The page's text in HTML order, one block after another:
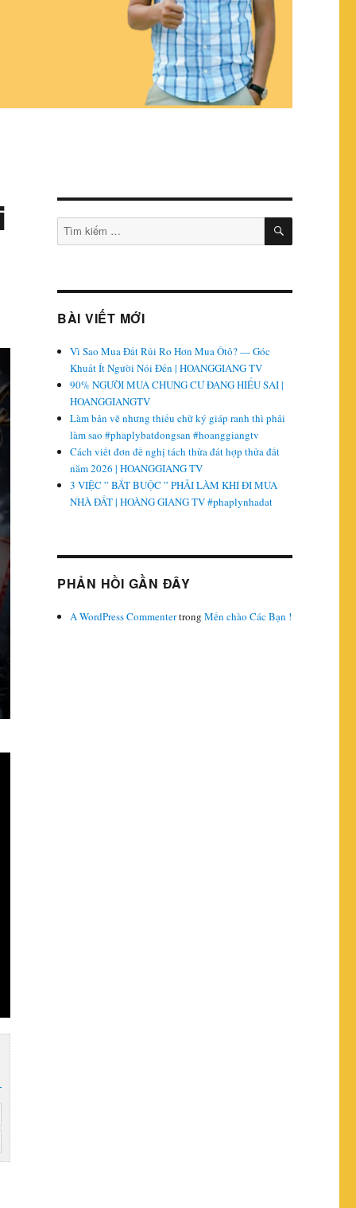
Tìm
kiếm:
TÌM
BÀI VIẾT MỚI
Vì Sao Mua Đất Rủi Ro Hơn Mua Ôtô? — Góc
Khuất Ít Người Nói Đến | HOANGGIANG TV
90% NGƯỜI MUA CHUNG CƯ ĐANG HIỂU SAI |
HOANGGIANGTV
Làm bản vẽ nhưng thiếu chữ ký giáp ranh thì phải
làm sao #phaplybatdongsan #hoanggiangtv
Cách viết đơn đề nghị tách thửa đát hợp thửa đất
năm 2026 | HOANGGIANG TV
3 VIỆC ” BẮT BUỘC ” PHẢI LÀM KHI ĐI MUA
NHÀ ĐẤT | HOÀNG GIANG TV #phaplynhadat
PHẢN HỒI GẦN ĐÂY
A WordPress CommentertrongMến chào Các Bạn !